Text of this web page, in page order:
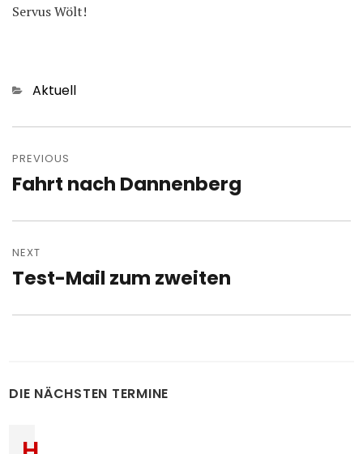
Servus Wölt!
Categories
Aktuell
navigation
PREVIOUS
Previous
Fahrt nach Dannenberg
NEXT
Next
Test-Mail zum zweiten
DIE NÄCHSTEN TERMINE